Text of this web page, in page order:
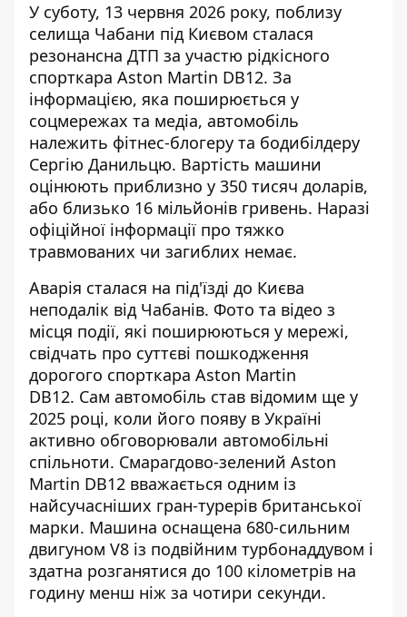
У суботу, 13 червня 2026 року, поблизу
селища Чабани під Києвом сталася
резонансна ДТП за участю рідкісного
спорткара Aston Martin DB12. За
інформацією, яка поширюється у
соцмережах та медіа, автомобіль
належить фітнес-блогеру та бодибілдеру
Сергію Данильцю. Вартість машини
оцінюють приблизно у 350 тисяч доларів,
або близько 16 мільйонів гривень. Наразі
офіційної інформації про тяжко
травмованих чи загиблих немає.
Аварія сталася на під'їзді до Києва
неподалік від Чабанів. Фото та відео з
місця події, які поширюються у мережі,
свідчать про суттєві пошкодження
дорогого спорткара Aston Martin
DB12. Сам автомобіль став відомим ще у
2025 році, коли його появу в Україні
активно обговорювали автомобільні
спільноти. Смарагдово-зелений Aston
Martin DB12 вважається одним із
найсучасніших гран-турерів британської
марки. Машина оснащена 680-сильним
двигуном V8 із подвійним турбонаддувом і
здатна розганятися до 100 кілометрів на
годину менш ніж за чотири секунди.